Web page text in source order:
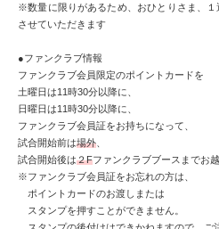
※数量に限りがあるため、おひとりさま、
させていただきます
●ファンクラブ情報
ファンクラブ会員限定のポイントカードを
土曜日は11時30分以降に、
日曜日は11時30分以降に、
ファンクラブ会員証をお持ちになって、
試合開始前は場外
試合開始後は２Fファンクラブブースまでお
※ファンクラブ会員証をお忘れの方は、
ポイントカードのお渡しまたは
スタンプを押すことができません。